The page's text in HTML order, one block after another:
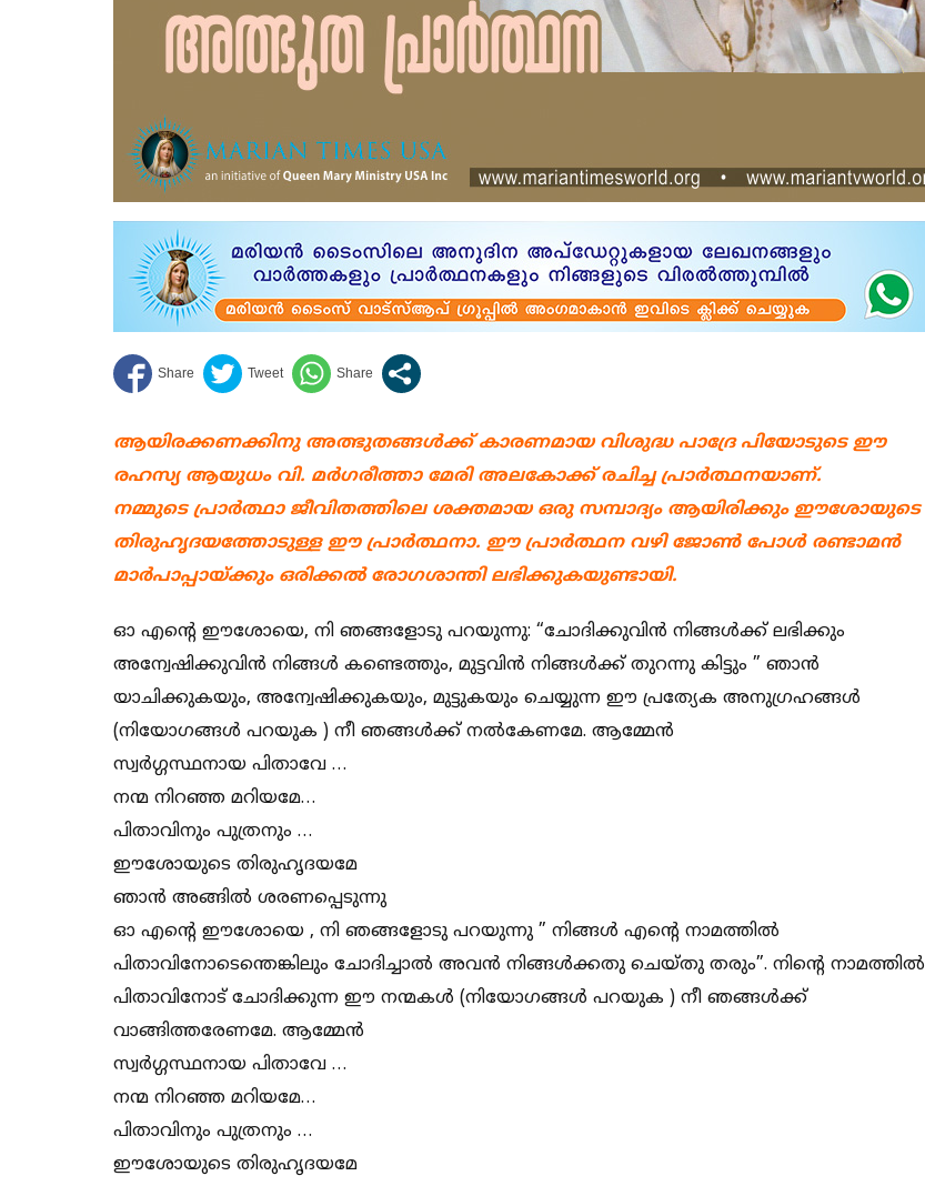
ആയിരക്കണക്കിനു അത്ഭുതങ്ങൾക്ക് കാരണമായ വിശുദ്ധ പാദ്രേ പിയോടുടെ ഈ
രഹസ്യ ആയുധം വി. മർഗരീത്താ മേരി അലകോക്ക് രചിച്ച പ്രാർത്ഥനയാണ്.
നമ്മുടെ പ്രാർത്ഥാ ജീവിതത്തിലെ ശക്തമായ ഒരു സമ്പാദ്യം ആയിരിക്കും ഈശോയുടെ
തിരുഹൃദയത്തോടുള്ള ഈ പ്രാർത്ഥനാ. ഈ പ്രാർത്ഥന വഴി ജോൺ പോൾ രണ്ടാമൻ
മാർപാപ്പായ്ക്കും ഒരിക്കൽ രോഗശാന്തി ലഭിക്കുകയുണ്ടായി.
ഓ എന്റെ ഈശോയെ, നി ഞങ്ങളോടു പറയുന്നു: “ചോദിക്കുവിൻ നിങ്ങൾക്ക് ലഭിക്കും
അന്വേഷിക്കുവിൻ നിങ്ങൾ കണ്ടെത്തും, മുട്ടവിൻ നിങ്ങൾക്ക് തുറന്നു കിട്ടും ” ഞാൻ
യാചിക്കുകയും, അന്വേഷിക്കുകയും, മുട്ടുകയും ചെയ്യുന്ന ഈ പ്രത്യേക അനുഗ്രഹങ്ങൾ
(നിയോഗങ്ങൾ പറയുക ) നീ ഞങ്ങൾക്ക് നൽകേണമേ. ആമ്മേൻ
സ്വർഗ്ഗസ്ഥനായ പിതാവേ …
നന്മ നിറഞ്ഞ മറിയമേ…
പിതാവിനും പുത്രനും …
ഈശോയുടെ തിരുഹൃദയമേ
ഞാൻ അങ്ങിൽ ശരണപ്പെടുന്നു
ഓ എന്റെ ഈശോയെ , നി ഞങ്ങളോടു പറയുന്നു ” നിങ്ങൾ എന്റെ നാമത്തിൽ
പിതാവിനോടെന്തെങ്കിലും ചോദിച്ചാൽ അവൻ നിങ്ങൾക്കതു ചെയ്തു തരും”. നിന്റെ നാമത്തിൽ
പിതാവിനോട് ചോദിക്കുന്ന ഈ നന്മകൾ (നിയോഗങ്ങൾ പറയുക ) നീ ഞങ്ങൾക്ക്
വാങ്ങിത്തരേണമേ. ആമ്മേൻ
സ്വർഗ്ഗസ്ഥനായ പിതാവേ …
നന്മ നിറഞ്ഞ മറിയമേ…
പിതാവിനും പുത്രനും …
ഈശോയുടെ തിരുഹൃദയമേ